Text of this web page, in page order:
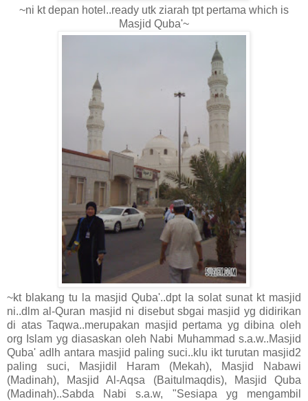
~ni kt depan hotel..ready utk ziarah tpt pertama which is
Masjid Quba'~
~kt blakang tu la masjid Quba'..dpt la solat sunat kt masjid
ni..dlm al-Quran masjid ni disebut sbgai masjid yg didirikan
di atas Taqwa..merupakan masjid pertama yg dibina oleh
org Islam yg diasaskan oleh Nabi Muhammad s.a.w..Masjid
Quba' adlh antara masjid paling suci..klu ikt turutan masjid2
paling suci, Masjidil Haram (Mekah), Masjid Nabawi
(Madinah), Masjid Al-Aqsa (Baitulmaqdis), Masjid Quba
(Madinah)..Sabda Nabi s.a.w, "Sesiapa yg mengambil